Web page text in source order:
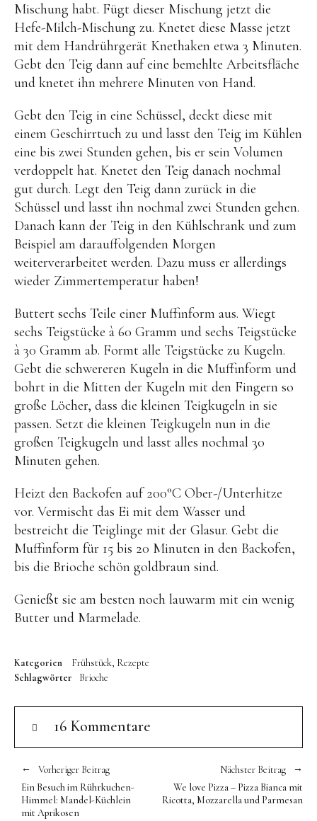
Mischung habt. Fügt dieser Mischung jetzt die
Hefe-Milch-Mischung zu. Knetet diese Masse jetzt
mit dem Handrührgerät Knethaken etwa 3 Minuten.
Gebt den Teig dann auf eine bemehlte Arbeitsfläche
und knetet ihn mehrere Minuten von Hand.
Gebt den Teig in eine Schüssel, deckt diese mit
einem Geschirrtuch zu und lasst den Teig im Kühlen
eine bis zwei Stunden gehen, bis er sein Volumen
verdoppelt hat. Knetet den Teig danach nochmal
gut durch. Legt den Teig dann zurück in die
Schüssel und lasst ihn nochmal zwei Stunden gehen.
Danach kann der Teig in den Kühlschrank und zum
Beispiel am darauffolgenden Morgen
weiterverarbeitet werden. Dazu muss er allerdings
wieder Zimmertemperatur haben!
Buttert sechs Teile einer Muffinform aus. Wiegt
sechs Teigstücke à 60 Gramm und sechs Teigstücke
à 30 Gramm ab. Formt alle Teigstücke zu Kugeln.
Gebt die schwereren Kugeln in die Muffinform und
bohrt in die Mitten der Kugeln mit den Fingern so
große Löcher, dass die kleinen Teigkugeln in sie
passen. Setzt die kleinen Teigkugeln nun in die
großen Teigkugeln und lasst alles nochmal 30
Minuten gehen.
Heizt den Backofen auf 200°C Ober-/Unterhitze
vor. Vermischt das Ei mit dem Wasser und
bestreicht die Teiglinge mit der Glasur. Gebt die
Muffinform für 15 bis 20 Minuten in den Backofen,
bis die Brioche schön goldbraun sind.
Genießt sie am besten noch lauwarm mit ein wenig
Butter und Marmelade.
Kategorien Frühstück Rezepte
Schlagwörter
Brioche
16 Kommentare
Vorheriger Beitrag
Ein Besuch im Rührkuchen-
Himmel: Mandel-Küchlein
mit Aprikosen
Nächster Beitrag
We love Pizza – Pizza Bianca mit
Ricotta, Mozzarella und Parmesan